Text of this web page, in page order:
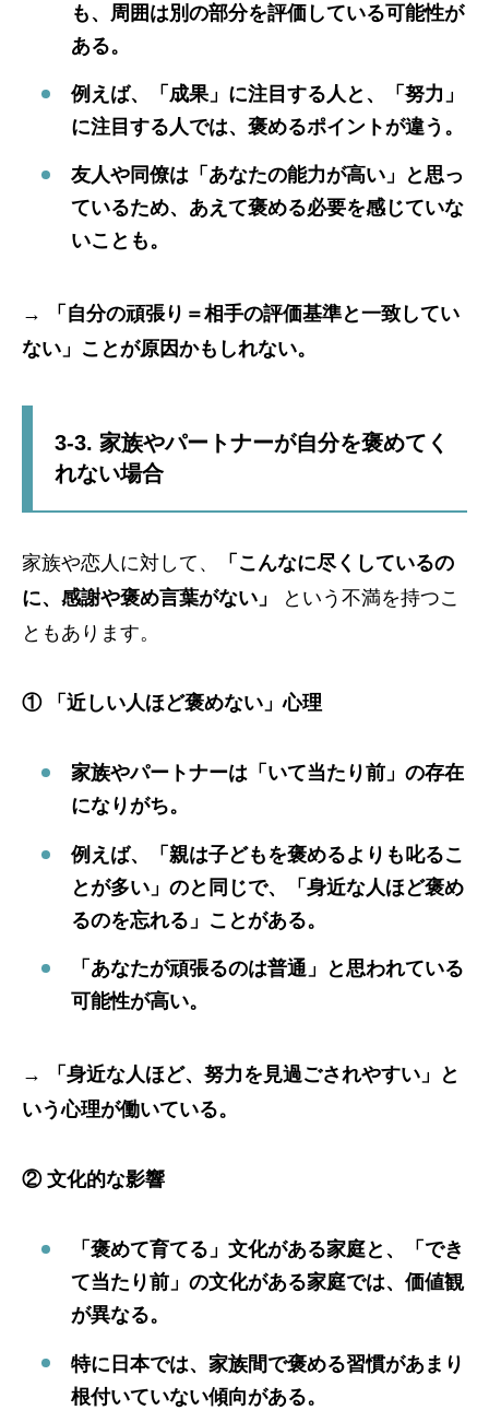
も、周囲は別の部分を評価している可能性が
ある。
例えば、「成果」に注目する人と、「努力」
に注目する人では、褒めるポイントが違う。
友人や同僚は「あなたの能力が高い」と思っ
ているため、あえて褒める必要を感じていな
いことも。
→
「自分の頑張り＝相手の評価基準と一致してい
ない」ことが原因かもしれない。
3-3. 家族やパートナーが自分を褒めてく
れない場合
家族や恋人に対して、
「こんなに尽くしているの
に、感謝や褒め言葉がない」
という不満を持つこ
ともあります。
① 「近しい人ほど褒めない」心理
家族やパートナーは「いて当たり前」の存在
になりがち。
例えば、「親は子どもを褒めるよりも叱るこ
とが多い」のと同じで、「身近な人ほど褒め
るのを忘れる」ことがある。
「あなたが頑張るのは普通」と思われている
可能性が高い。
→
「身近な人ほど、努力を見過ごされやすい」と
いう心理が働いている。
② 文化的な影響
「褒めて育てる」文化がある家庭と、「でき
て当たり前」の文化がある家庭では、価値観
が異なる。
特に日本では、家族間で褒める習慣があまり
根付いていない傾向がある。